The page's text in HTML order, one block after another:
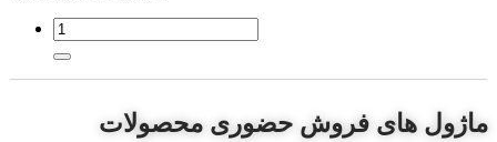
ماژول های فروش حضوری محصولات